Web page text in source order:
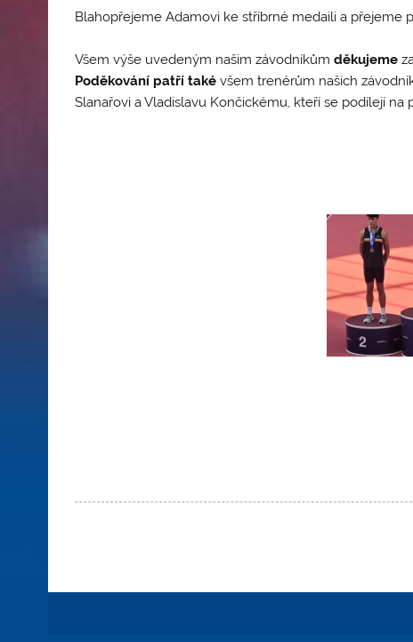
Blahopřejeme Adamovi ke stříbrné medaili a přejeme
Všem výše uvedeným našim závodníkůmděkujeme
Poděkování patří také všem trenérům našich
Slanařovi a Vladislavu Končickému, kteří se podílejí na